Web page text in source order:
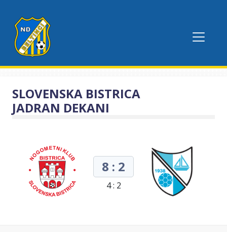
SLOVENSKA BISTRICA
JADRAN DEKANI
8 : 2
4 : 2